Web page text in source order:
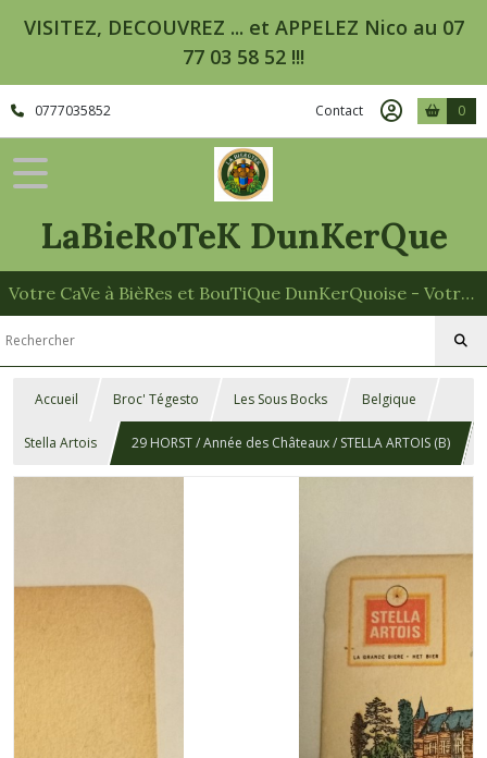
VISITEZ, DECOUVREZ ... et APPELEZ Nico au 07
77 03 58 52 !!!
0777035852 Contact 0
LaBieRoTeK DunKerQue
Votre CaVe à BièRes et BouTiQue DunKerQuoise - Votre Spécialiste des Paniers Garnis
Accueil Broc' Tégesto Les Sous Bocks Belgique
Stella Artois 29 HORST / Année des Châteaux / STELLA ARTOIS (B)